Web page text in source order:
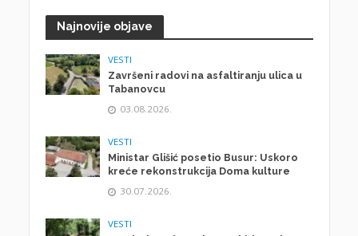
Najnovije objave
VESTI
Završeni radovi na asfaltiranju ulica u
Tabanovcu
03.08.2026.
VESTI
Ministar Glišić posetio Busur: Uskoro
kreće rekonstrukcija Doma kulture
30.07.2026.
VESTI